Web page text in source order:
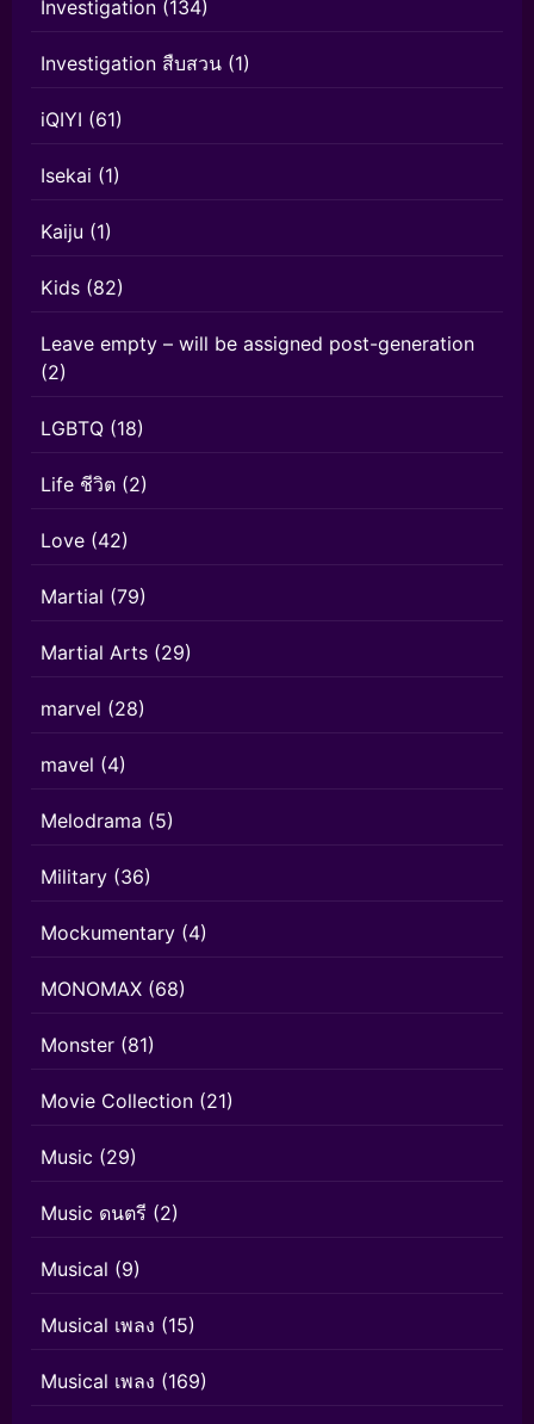
Investigation (134)
Investigation สืบสวน (1)
iQIYI (61)
Isekai (1)
Kaiju (1)
Kids (82)
Leave empty – will be assigned post-generation
(2)
LGBTQ (18)
Life ชีวิต (2)
Love (42)
Martial (79)
Martial Arts (29)
marvel (28)
mavel (4)
Melodrama (5)
Military (36)
Mockumentary (4)
MONOMAX (68)
Monster (81)
Movie Collection (21)
Music (29)
Music ดนตรี (2)
Musical (9)
Musical เพลง (15)
Musical เพลง (169)